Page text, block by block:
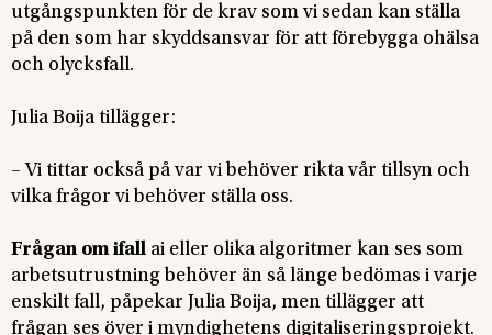
utgångspunkten för de krav som vi sedan kan ställa
på den som har skyddsansvar för att förebygga ohälsa
och olycksfall.
Julia Boija tillägger:
– Vi tittar också på var vi behöver rikta vår tillsyn och
vilka frågor vi behöver ställa oss.
Frågan om ifall ai eller olika algoritmer kan ses som
arbetsutrustning behöver än så länge bedömas i varje
enskilt fall, påpekar Julia Boija, men tillägger att
frågan ses över i myndighetens digitaliseringsprojekt.